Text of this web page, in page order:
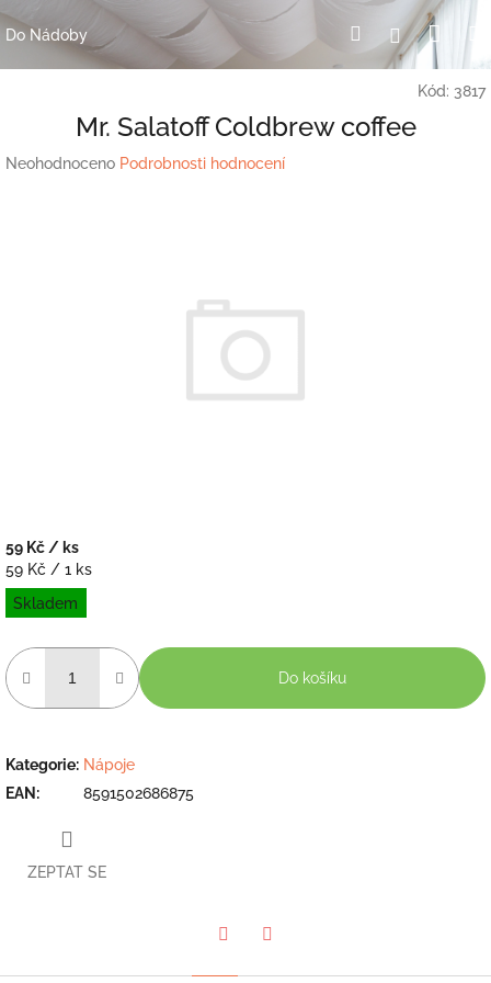
Přejít
naDo Nádoby HledatPřihlášení
Kód: 3817
Mr. Salatoff Coldbrew coffee
Průměrné
Neohodnoceno Podrobnosti hodnocení
59 Kč / ks
Měrná
cena:
59 Kč / 1 ks
Skladem
Do košíku
Kategorie: Nápoje
EAN : 8591502686875
ZEPTAT SE